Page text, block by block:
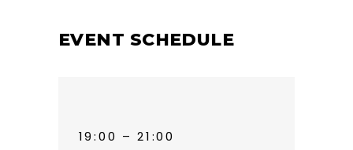
EVENT SCHEDULE
19:00 – 21:00